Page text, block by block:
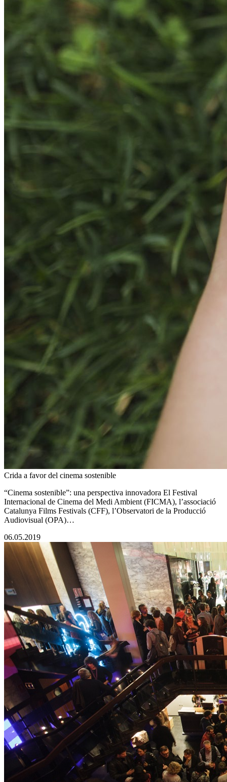
Crida a favor del cinema sostenible
“Cinema sostenible”: una perspectiva innovadora El Festival
Internacional de Cinema del Medi Ambient (FICMA), l’associació
Catalunya Films Festivals (CFF), l’Observatori de la Producció
Audiovisual (OPA)…
06.05.2019